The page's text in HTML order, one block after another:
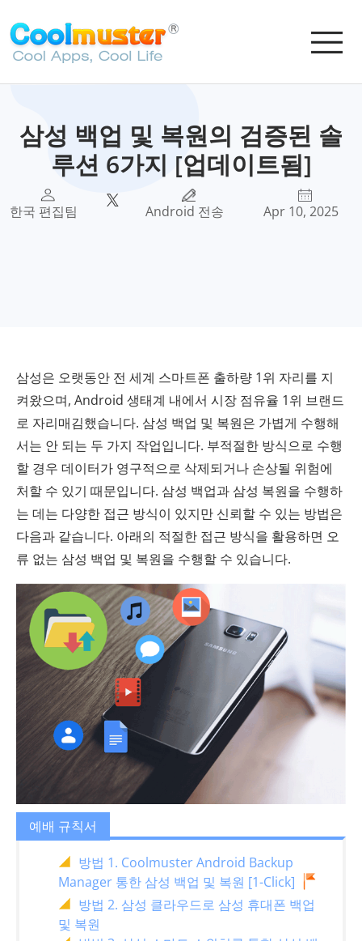
삼성 백업 및 복원의 검증된 솔
루션 6가지 [업데이트됨]
한국 편집팀 Android 전송 Apr 10, 2025
삼성은 오랫동안 전 세계 스마트폰 출하량 1위 자리를 지
켜왔으며, Android 생태계 내에서 시장 점유율 1위 브랜드
로 자리매김했습니다. 삼성 백업 및 복원은 가볍게 수행해
서는 안 되는 두 가지 작업입니다. 부적절한 방식으로 수행
할 경우 데이터가 영구적으로 삭제되거나 손상될 위험에
처할 수 있기 때문입니다. 삼성 백업과 삼성 복원을 수행하
는 데는 다양한 접근 방식이 있지만 신뢰할 수 있는 방법은
다음과 같습니다. 아래의 적절한 접근 방식을 활용하면 오
류 없는 삼성 백업 및 복원을 수행할 수 있습니다.
예배 규칙서
방법 1. Coolmuster Android Backup
Manager 통한 삼성 백업 및 복원 [1-Click]
방법 2. 삼성 클라우드로 삼성 휴대폰 백업
및 복원